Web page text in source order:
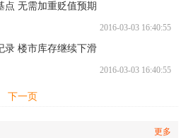
点 无需加重贬值预期
2016-03-03 16:40:55
录 楼市库存继续下滑
2016-03-03 16:40:55
下一页
更多